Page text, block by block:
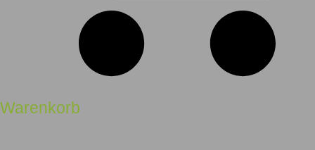
Warenkorb